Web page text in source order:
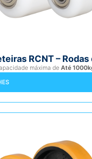
RCNT – Rodas
máxima de Até